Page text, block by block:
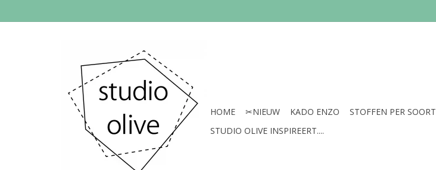
HOME ✂︎NIEUW KADO ENZO STOFFEN PER SOORT
STUDIO OLIVE INSPIREERT....